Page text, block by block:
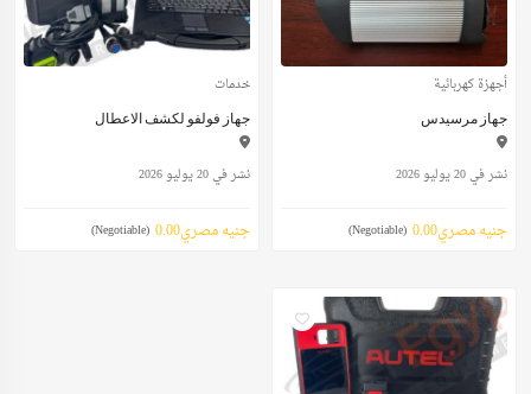
أجهزة كهربائية
جهاز مرسيدس
نشر في 20 يوليو 2026
جنيه مصري0.00 (Negotiable)
خدمات
جهاز فولفو لكشف الاعطال
نشر في 20 يوليو 2026
جنيه مصري0.00 (Negotiable)